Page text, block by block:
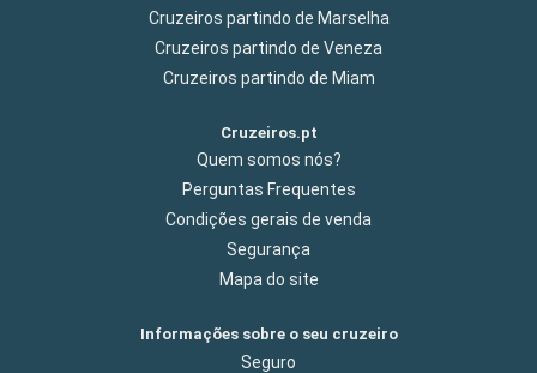
Cruzeiros partindo de Marselha
Cruzeiros partindo de Veneza
Cruzeiros partindo de Miam
Cruzeiros.pt
Quem somos nós?
Perguntas Frequentes
Condições gerais de venda
Segurança
Mapa do site
Informações sobre o seu cruzeiro
Seguro